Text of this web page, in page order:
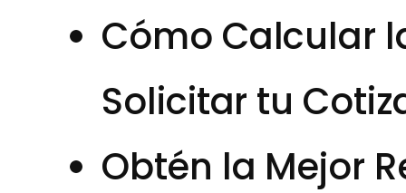
Cómo Calcular
Solicitar tu
Obtén la Mejor